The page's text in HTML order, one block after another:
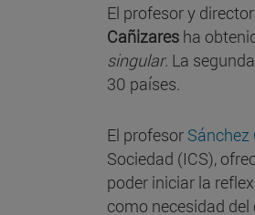
El profesor y
Cañizares ha
singular. La
30 países.
El profesor Sánchez
Sociedad (ICS),
poder iniciar la
como necesidad